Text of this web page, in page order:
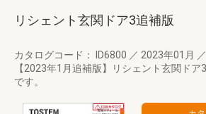
リシェント玄関ドア3追補版
カタログコード： ID6800 ／ 2023年01月 ／
【2023年1月追補版】リシェント玄関ド
です。